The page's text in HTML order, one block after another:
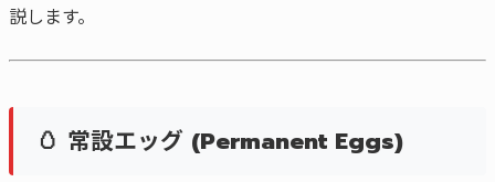
説します。
🥚 常設エッグ (Permanent Eggs)